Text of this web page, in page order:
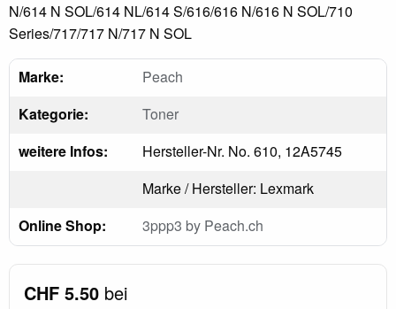
N/614 N SOL/614 NL/614 S/616/616 N/616 N SOL/710
Series/717/717 N/717 N SOL
Marke:
Peach
Kategorie:
Toner
weitere Infos:
Hersteller-Nr. No. 610, 12A5745
Marke / Hersteller: Lexmark
Online Shop:
3ppp3 by Peach.ch
CHF 5.50 bei